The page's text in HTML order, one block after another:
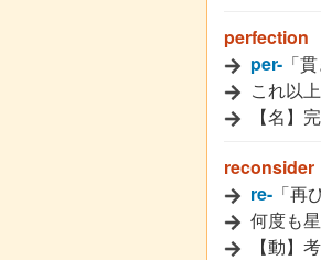
perfection
per- 「
これ以
【名】
reconsider
re- 「再
何度も
【動】